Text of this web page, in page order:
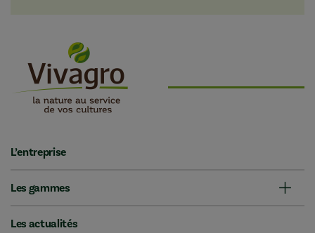
L’entreprise
Les gammes
Les actualités